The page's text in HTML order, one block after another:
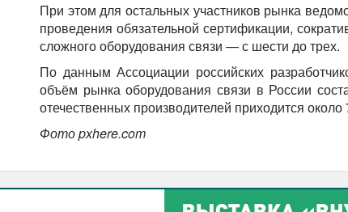
При этом для остальных участников рынка
проведения обязательной сертификации,
сложного оборудования связи — с шести до трех.
По данным Ассоциации российских
объём рынка оборудования связи в России
отечественных производителей приходится
Фото pxhere.com